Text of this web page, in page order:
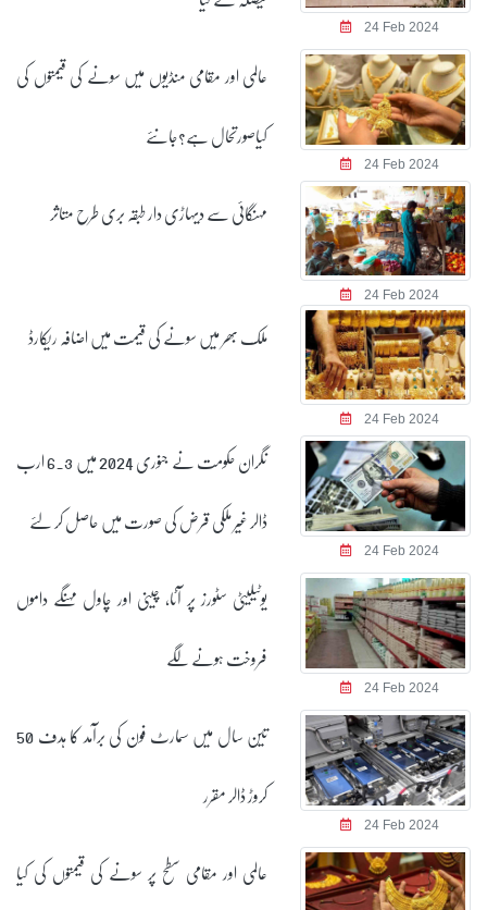
24 Feb 2024
24 Feb 2024
عالمی اور مقامی منڈیوں میں سونے کی قیمتوں کی
کیاصورتحال ہے؟جانئے
24 Feb 2024
مہنگائی سے دیہاڑی دار طبقہ بری طرح متاثر
24 Feb 2024
ملک بھر میں سونے کی قیمت میں اضافہ ریکارڈ
24 Feb 2024
نگران حکومت نے جنوری 2024 میں 6.3 ارب
ڈالر غیر ملکی قرض کی صورت میں حاصل کر لئے
24 Feb 2024
یوٹیلیٹی سٹورز پر آٹا، چینی اور چاول مہنگے داموں
فروخت ہونے لگے
24 Feb 2024
تین سال میں سمارٹ فون کی برآمد کا ہدف 50
کروڑ ڈالر مقرر
عالمی اور مقامی سطح پر سونے کی قیمتوں کی کیا